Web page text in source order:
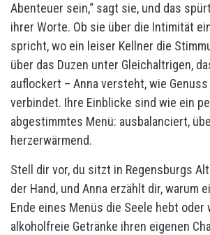
Abenteuer sein,“ sagt sie, und das
ihrer Worte. Ob sie über die Intimität
spricht, wo ein leiser Kellner die
über das Duzen unter Gleichaltrigen,
auflockert – Anna versteht, wie
verbindet. Ihre Einblicke sind wie ein
abgestimmtes Menü: ausbalanciert,
herzerwärmend.
Stell dir vor, du sitzt in Regensburgs
der Hand, und Anna erzählt dir, warum
Ende eines Menüs die Seele hebt oder
alkoholfreie Getränke ihren eigenen